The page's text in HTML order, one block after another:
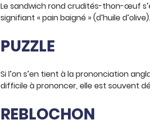
Le sandwich rond crudités-thon-œuf
signifiant « pain baigné » (d’huile d’olive).
PUZZLE
Si l’on s’en tient à la prononciation
difficile à prononcer, elle est souvent
REBLOCHON